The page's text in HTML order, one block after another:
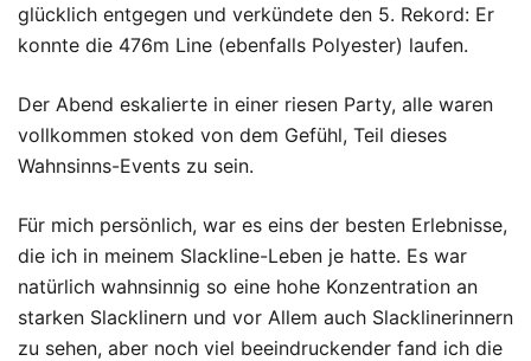
glücklich entgegen und verkündete den 5. Rekord: Er
konnte die 476m Line (ebenfalls Polyester) laufen.
Der Abend eskalierte in einer riesen Party, alle waren
vollkommen stoked von dem Gefühl, Teil dieses
Wahnsinns-Events zu sein.
Für mich persönlich, war es eins der besten Erlebnisse,
die ich in meinem Slackline-Leben je hatte. Es war
natürlich wahnsinnig so eine hohe Konzentration an
starken Slacklinern und vor Allem auch Slacklinerinnern
zu sehen, aber noch viel beeindruckender fand ich die